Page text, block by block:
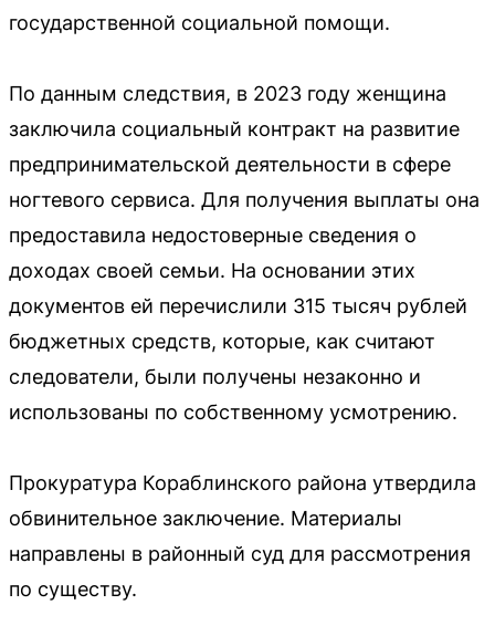
государственной социальной помощи.
По данным следствия, в 2023 году женщина
заключила социальный контракт на развитие
предпринимательской деятельности в сфере
ногтевого сервиса. Для получения выплаты она
предоставила недостоверные сведения о
доходах своей семьи. На основании этих
документов ей перечислили 315 тысяч рублей
бюджетных средств, которые, как считают
следователи, были получены незаконно и
использованы по собственному усмотрению.
Прокуратура Кораблинского района утвердила
обвинительное заключение. Материалы
направлены в районный суд для рассмотрения
по существу.